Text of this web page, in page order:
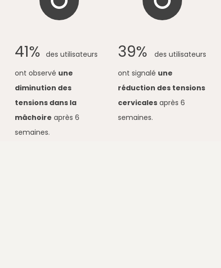
41% des utilisateurs
ont observé une
diminution des
tensions dans la
mâchoire après 6
semaines.
39%
des utilisateurs
ont signalé une
réduction des tensions
cervicales après 6
semaines.